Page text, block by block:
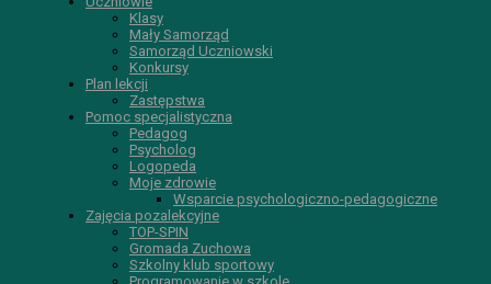
Klasy
Mały Samorząd
Samorząd Uczniowski
Konkursy
Plan lekcji
Zastępstwa
Pomoc specjalistyczna
Pedagog
Psycholog
Logopeda
Moje zdrowie
Wsparcie psychologiczno-pedagogiczne
Zajęcia pozalekcyjne
TOP-SPIN
Gromada Zuchowa
Szkolny klub sportowy